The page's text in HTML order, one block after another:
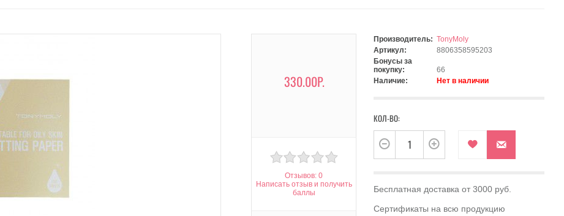
330.00Р.
Отзывов: 0
Написать отзыв и получить
баллы
Производитель: TonyMoly
Артикул:
8806358595203
Бонусы за
покупку:
66
Наличие:
Нет в наличии
КОЛ-ВО:
Бесплатная доставка от 3000 руб.
Сертификаты на всю продукцию